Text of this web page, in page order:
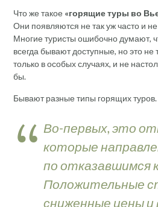
Что же такое «горящие туры во
Они появляются не так уж часто и
Многие туристы ошибочно думают,
всегда бывают доступные, но это не
только в особых случаях, и не
бы.
Бывают разные типы горящих туров.
Во-первых, это
которые
по отказавшимся
Положительные
сниженные цены